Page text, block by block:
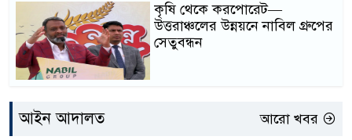
কৃষি থেকে করপোরেট—
উত্তরাঞ্চলের উন্নয়নে নাবিল গ্রুপের
সেতুবন্ধন
আইন আদালত আরো খবর